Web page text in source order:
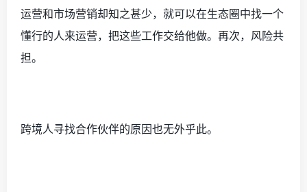
运营和市场营销却知之甚少，就可以在生态圈中找一个
懂行的人来运营，把这些工作交给他做。再次，风险共
担。
跨境人寻找合作伙伴的原因也无外乎此。